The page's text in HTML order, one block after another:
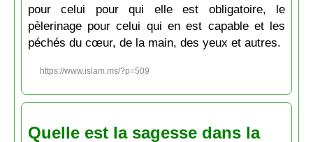
pour celui pour qui elle est obligatoire, le
pèlerinage pour celui qui en est capable et les
péchés du cœur, de la main, des yeux et autres.
https://www.islam.ms/?p=509
Quelle est la sagesse dans la